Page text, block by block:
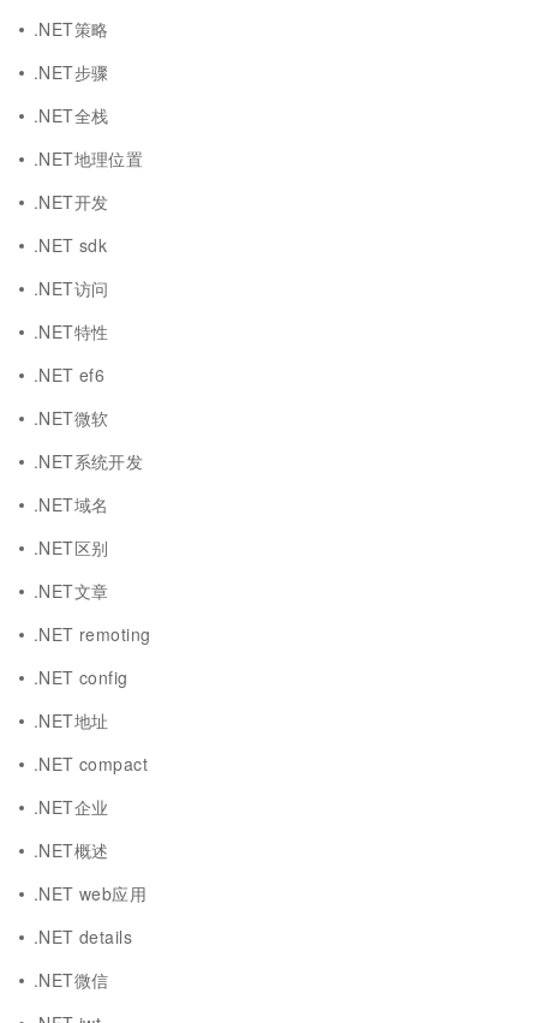
.NET策略
.NET步骤
.NET全栈
.NET地理位置
.NET开发
.NET sdk
.NET访问
.NET特性
.NET ef6
.NET微软
.NET系统开发
.NET域名
.NET区别
.NET文章
.NET remoting
.NET config
.NET地址
.NET compact
.NET企业
.NET概述
.NET web应用
.NET details
.NET微信